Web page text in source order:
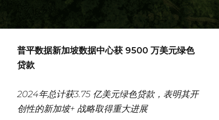
普平数据新加坡数据中心获 9500 万美元绿色
贷款
2024年总计获3.75 亿美元绿色贷款， 表明其开
创性的新加坡+ 战略取得重大进展